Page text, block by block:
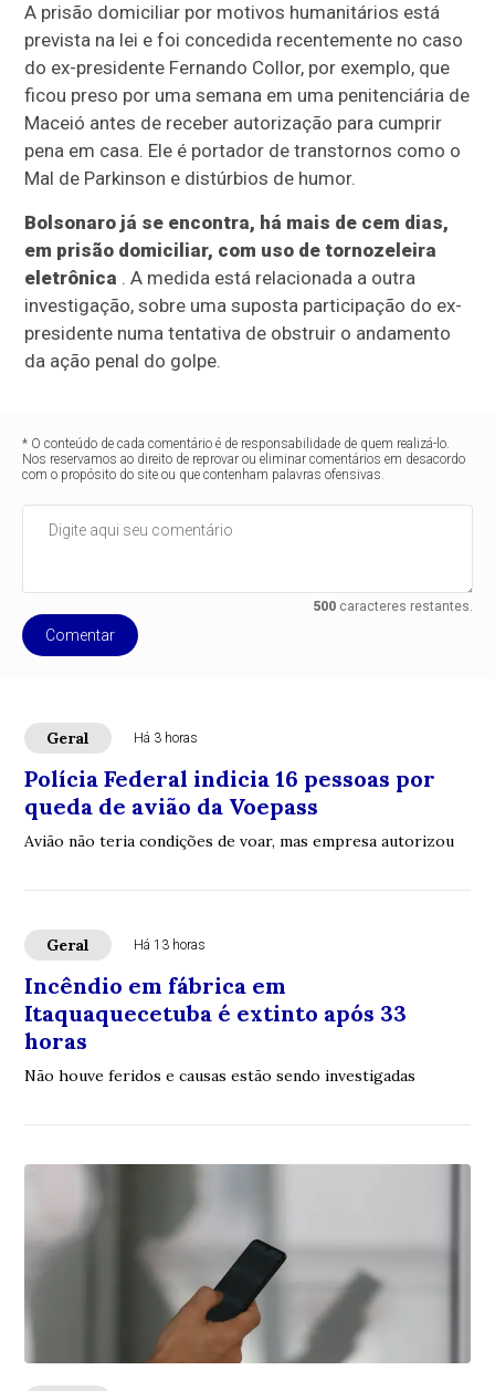
A prisão domiciliar por motivos humanitários está
prevista na lei e foi concedida recentemente no caso
do ex-presidente Fernando Collor, por exemplo, que
ficou preso por uma semana em uma penitenciária de
Maceió antes de receber autorização para cumprir
pena em casa. Ele é portador de transtornos como o
Mal de Parkinson e distúrbios de humor.
Bolsonaro já se encontra, há mais de cem dias,
em prisão domiciliar, com uso de tornozeleira
eletrônica . A medida está relacionada a outra
investigação, sobre uma suposta participação do ex-
presidente numa tentativa de obstruir o andamento
da ação penal do golpe.
* O conteúdo de cada comentário é de responsabilidade de quem realizá-lo.
Nos reservamos ao direito de reprovar ou eliminar comentários em desacordo
com o propósito do site ou que contenham palavras ofensivas.
500caracteres restantes.
Comentar
Geral Há 3 horas
Polícia Federal indicia 16 pessoas por
queda de avião da Voepass
Avião não teria condições de voar, mas empresa autorizou
Geral Há 13 horas
Incêndio em fábrica em
Itaquaquecetuba é extinto após 33
horas
Não houve feridos e causas estão sendo investigadas